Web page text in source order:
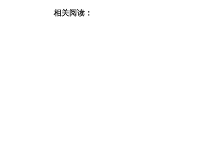
相关阅读：